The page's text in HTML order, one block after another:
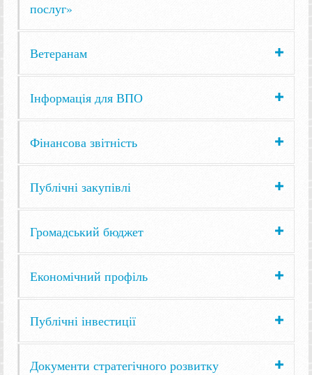
послуг»
Ветеранам
Інформація для ВПО
Фінансова звітність
Публічні закупівлі
Громадський бюджет
Економічний профіль
Публічні інвестиції
Документи стратегічного розвитку